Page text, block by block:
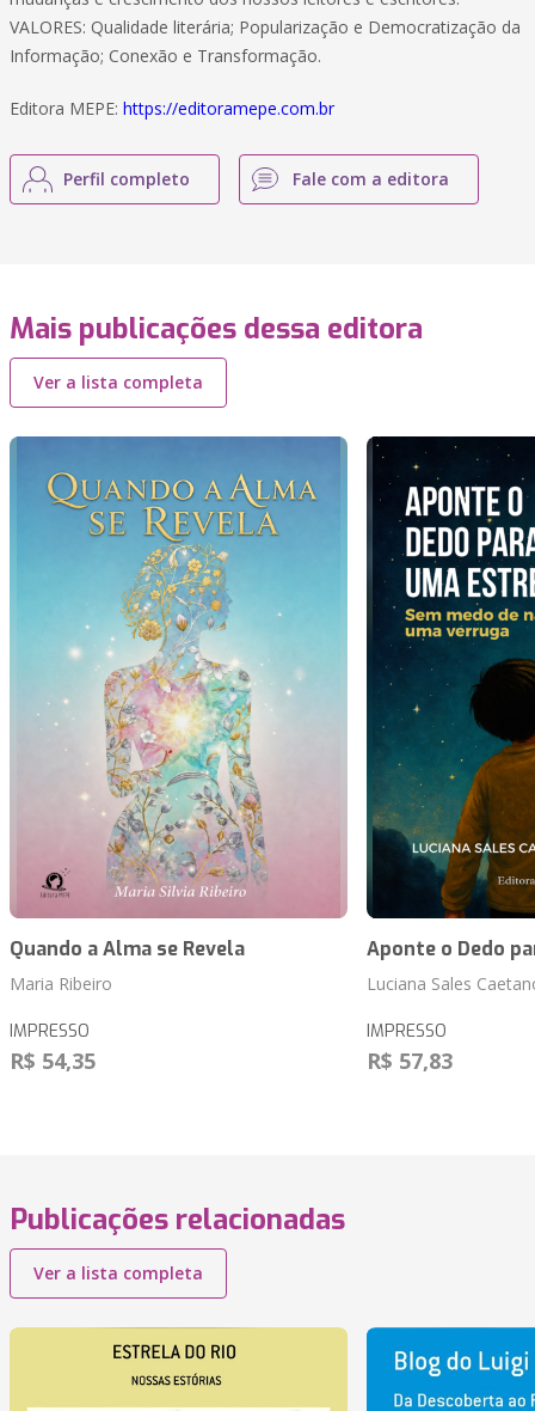
VALORES: Qualidade literária; Popularização e Democratização da
Informação; Conexão e Transformação.
Editora MEPE: https://editoramepe.com.br
Perfil completo Fale com a editora
Mais publicações dessa editora
Ver a lista completa
Quando a Alma se Revela
Maria Ribeiro
IMPRESSO
R$ 54,35
Aponte o Dedo
Luciana Sales
IMPRESSO
R$ 57,83
Publicações relacionadas
Ver a lista completa